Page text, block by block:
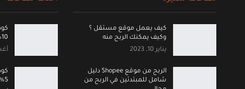
كيف يعمل موقع مستقل ؟
وكيف يمكنك الربح منه
يناير 10, 2023
الربح من موقع Shopee دليل
شامل للمبتدئين في الربح من
10% على المنتجات المؤهلة
5% على المنتجات المؤهلة